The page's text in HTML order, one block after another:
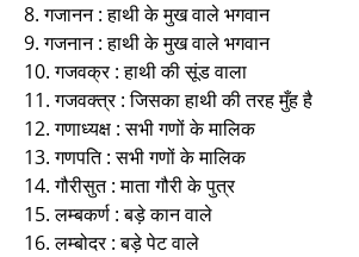
8. गजानन : हाथी के मुख वाले भगवान
9. गजनान : हाथी के मुख वाले भगवान
10. गजवक्र : हाथी की सूंड वाला
11. गजवक्त्र : जिसका हाथी की तरह मुँह है
12. गणाध्यक्ष : सभी गणों के मालिक
13. गणपति : सभी गणों के मालिक
14. गौरीसुत : माता गौरी के पुत्र
15. लम्बकर्ण : बड़े कान वाले
16. लम्बोदर : बड़े पेट वाले